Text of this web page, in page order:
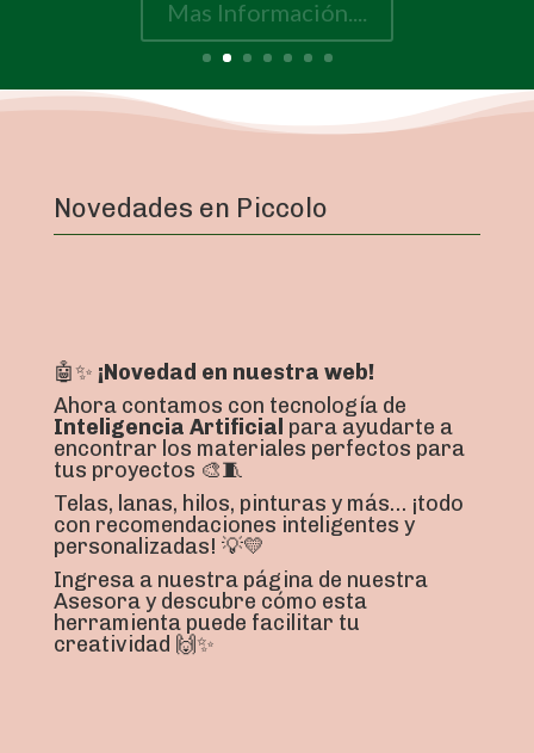
Novedades en Piccolo
🤖✨ ¡Novedad en nuestra web!
Ahora contamos con tecnología de
Inteligencia Artificial para ayudarte a
encontrar los materiales perfectos para
tus proyectos 🎨🧵
Telas, lanas, hilos, pinturas y más… ¡todo
con recomendaciones inteligentes y
personalizadas! 💡💛
Ingresa a nuestra página de nuestra
Asesora y descubre cómo esta
herramienta puede facilitar tu
creatividad 🙌✨